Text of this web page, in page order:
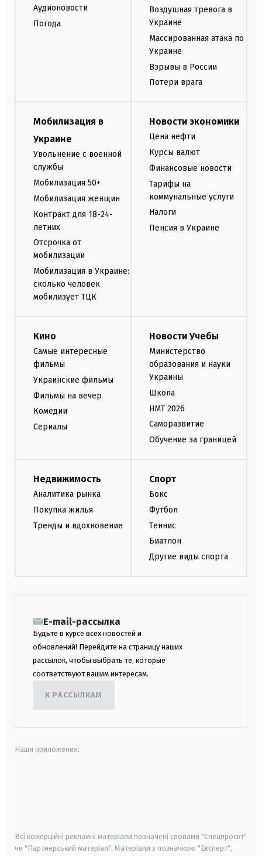
Аудионовости
Погода
Воздушная тревога в
Украине
Массированная атака по
Украине
Взрывы в России
Потери врага
Мобилизация в
Украине
Увольнение с военной
службы
Мобилизация 50+
Мобилизация женщин
Контракт для 18-24-
летних
Отсрочка от
мобилизации
Мобилизация в Украине:
сколько человек
мобилизует ТЦК
Новости экономики
Цена нефти
Курсы валют
Финансовые новости
Тарифы на
коммунальные услуги
Налоги
Пенсия в Украине
Кино
Самые интересные
фильмы
Украинские фильмы
Фильмы на вечер
Комедии
Сериалы
Новости Учебы
Министерство
образования и науки
Украины
Школа
НМТ 2026
Саморазвитие
Обучение за границей
Недвижимость
Аналитика рынка
Покупка жилья
Тренды и вдохновение
Спорт
Бокс
Футбол
Теннис
Биатлон
Другие виды спорта
E-mail-рассылка
Будьте в курсе всех новостей и
обновлений! Перейдите на страницу наших
рассылок, чтобы выбрать те, которые
соответствуют вашим интересам.
К РАССЫЛКАМ
Наши приложения:
Всі комерційні рекламні матеріали позначені словами "Спецпроєкт"
чи "Партнерський матеріал". Матеріали з позначкою "Експерт",